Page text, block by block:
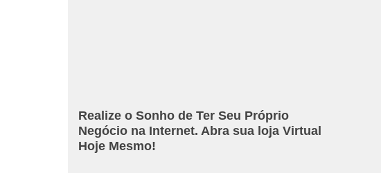
Realize o Sonho de Ter Seu Próprio
Negócio na Internet. Abra sua loja Virtual
Hoje Mesmo!